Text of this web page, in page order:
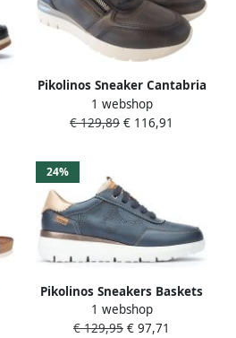
Pikolinos Sneaker Cantabria
W4R-6524 Blauw Grijs
1 webshop
€ 129,89 € 116,91
24%
Pikolinos Sneakers Baskets
femme Rueda
1 webshop
€ 129,95 € 97,71